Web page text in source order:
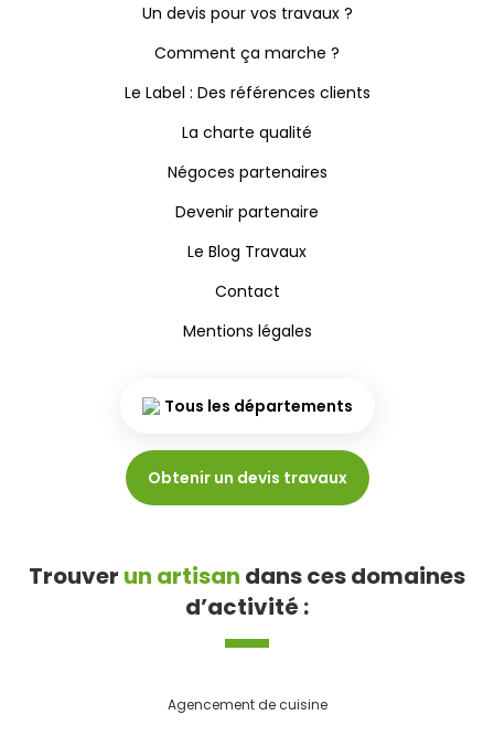
Un devis pour vos travaux ?
Comment ça marche ?
Le Label : Des références clients
La charte qualité
Négoces partenaires
Devenir partenaire
Le Blog Travaux
Contact
Mentions légales
Tous les départements
Obtenir un devis travaux
Trouver un artisan dans ces domaines
d’activité :
Agencement de cuisine